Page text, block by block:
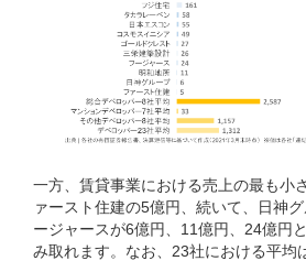
一方、賃貸事業における売上の最も小
ァースト住建の5億円、続いて、日神
ージャースが6億円、11億円、24億円
み取れます。なお、23社における平均